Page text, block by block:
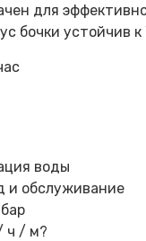
для
бочки устойчив
воды
и обслуживание
ч / м?